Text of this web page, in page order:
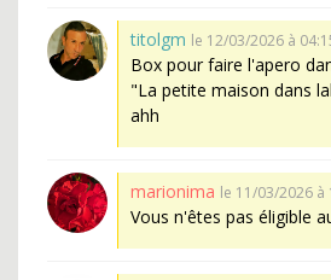
titolgm le 12/03/2026 à
Box pour faire l'apero
"La petite maison dans
ahh
marionima le 11/03/2026 à
Vous n'êtes pas éligible